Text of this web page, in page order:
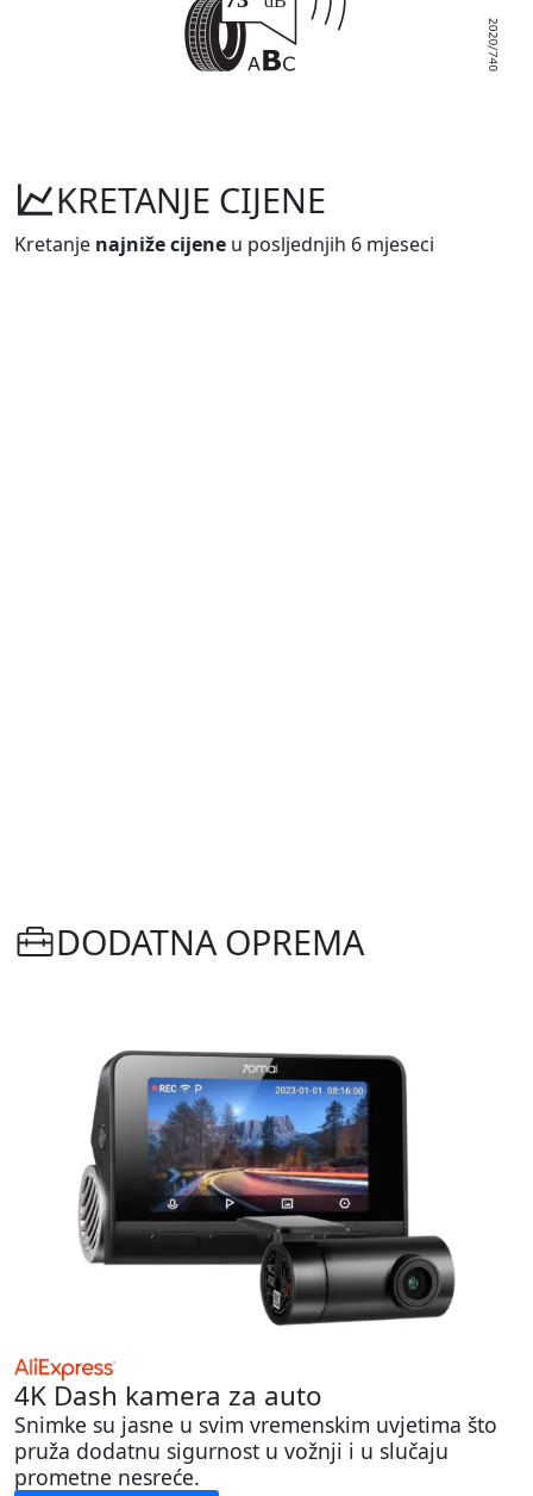
KRETANJE CIJENE
Kretanje najniže cijene u posljednjih 6 mjeseci
DODATNA OPREMA
4K Dash kamera za auto
Snimke su jasne u svim vremenskim uvjetima što
pruža dodatnu sigurnost u vožnji i u slučaju
prometne nesreće.